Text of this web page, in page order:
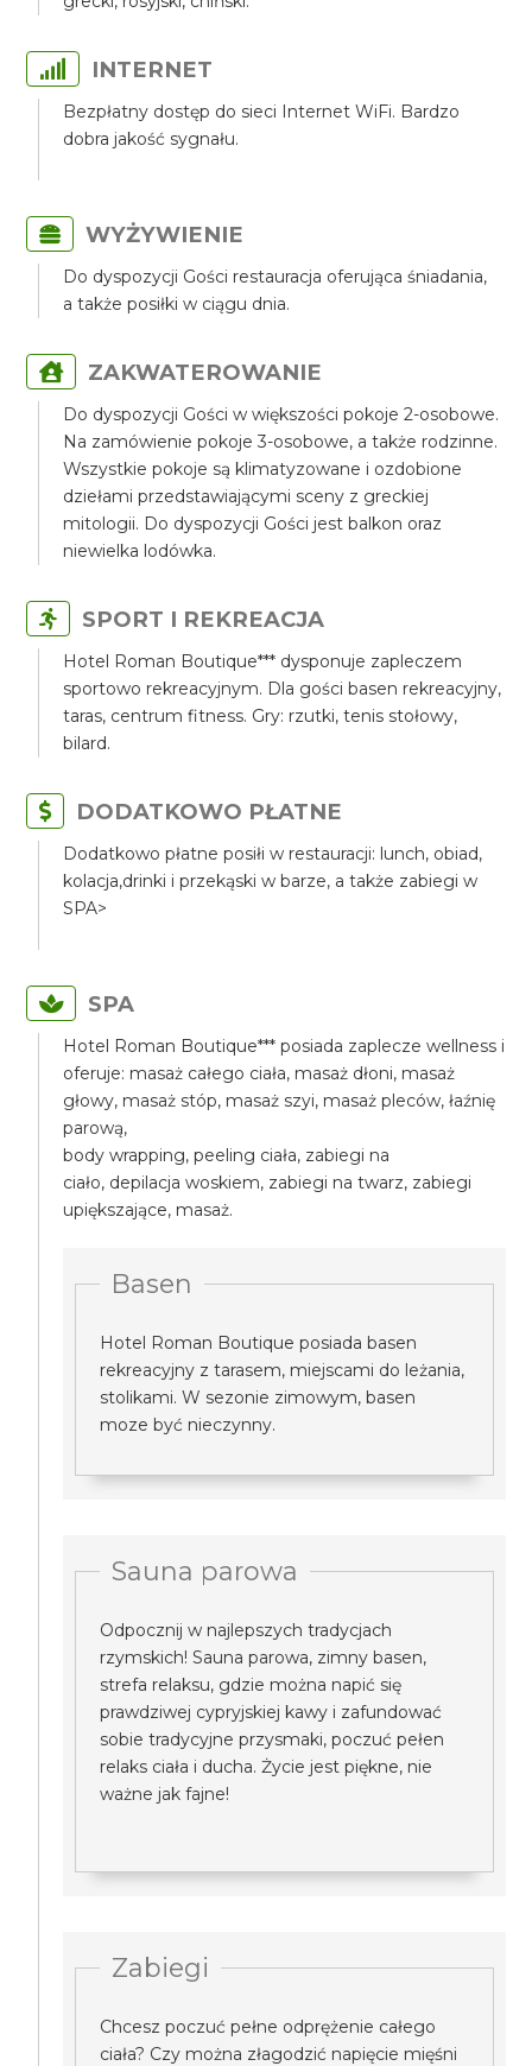
INTERNET
Bezpłatny dostęp do sieci Internet WiFi. Bardzo
dobra jakość sygnału.
WYŻYWIENIE
Do dyspozycji Gości restauracja oferująca śniadania,
a także posiłki w ciągu dnia.
ZAKWATEROWANIE
Do dyspozycji Gości w większości pokoje 2-osobowe.
Na zamówienie pokoje 3-osobowe, a także rodzinne.
Wszystkie pokoje są klimatyzowane i ozdobione
dziełami przedstawiającymi sceny z greckiej
mitologii. Do dyspozycji Gości jest balkon oraz
niewielka lodówka.
SPORT I REKREACJA
Hotel Roman Boutique*** dysponuje zapleczem
sportowo rekreacyjnym. Dla gości basen rekreacyjny,
taras, centrum fitness. Gry: rzutki, tenis stołowy,
bilard.
DODATKOWO PŁATNE
Dodatkowo płatne posiłi w restauracji: lunch, obiad,
kolacja,drinki i przekąski w barze, a także zabiegi w
SPA>
SPA
Hotel Roman Boutique*** posiada zaplecze wellness i
oferuje: masaż całego ciała, masaż dłoni, masaż
głowy, masaż stóp, masaż szyi, masaż pleców, łaźnię
parową,
body wrapping, peeling ciała, zabiegi na
ciało, depilacja woskiem, zabiegi na twarz, zabiegi
upiększające, masaż.
Basen
Hotel Roman Boutique posiada basen
rekreacyjny z tarasem, miejscami do leżania,
stolikami. W sezonie zimowym, basen
moze być nieczynny.
Sauna parowa
Odpocznij w najlepszych tradycjach
rzymskich! Sauna parowa, zimny basen,
strefa relaksu, gdzie można napić się
prawdziwej cypryjskiej kawy i zafundować
sobie tradycyjne przysmaki, poczuć pełen
relaks ciała i ducha. Życie jest piękne, nie
ważne jak fajne!
Zabiegi
Chcesz poczuć pełne odprężenie całego
ciała? Czy można złagodzić napięcie mięśni